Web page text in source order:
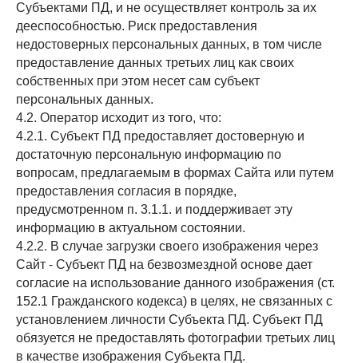
Субъектами ПД, и не осуществляет контроль за их
дееспособностью. Риск предоставления
недостоверных персональных данных, в том числе
предоставление данных третьих лиц как своих
собственных при этом несет сам субъект
персональных данных.
4.2. Оператор исходит из того, что:
4.2.1. Субъект ПД предоставляет достоверную и
достаточную персональную информацию по
вопросам, предлагаемым в формах Сайта или путем
предоставления согласия в порядке,
предусмотренном п. 3.1.1. и поддерживает эту
информацию в актуальном состоянии.
4.2.2. В случае загрузки своего изображения через
Сайт - Субъект ПД на безвозмездной основе дает
согласие на использование данного изображения (ст.
152.1 Гражданского кодекса) в целях, не связанных с
установлением личности Субъекта ПД. Субъект ПД
обязуется не предоставлять фотографии третьих лиц
в качестве изображения Субъекта ПД.